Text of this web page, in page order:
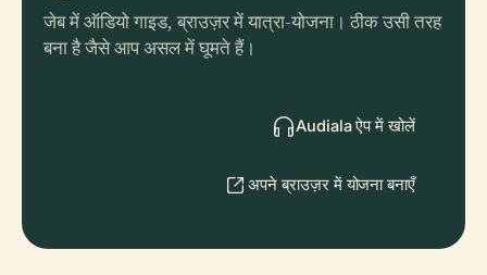
जेब में ऑडियो गाइड, ब्राउज़र में यात्रा-योजना। ठीक उसी तरह
बना है जैसे आप असल में घूमते हैं।
Audiala ऐप में खोलें
अपने ब्राउज़र में योजना बनाएँ